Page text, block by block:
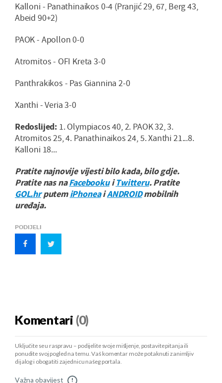
Kalloni - Panathinaikos 0-4 (Pranjić 29, 67, Berg 43,
Abeid 90+2)
PAOK - Apollon 0-0
Atromitos - OFI Kreta 3-0
Panthrakikos - Pas Giannina 2-0
Xanthi - Veria 3-0
Redoslijed: 1. Olympiacos 40, 2. PAOK 32, 3.
Atromitos 25, 4. Panathinaikos 24, 5. Xanthi 21...8.
Kalloni 18...
Pratite najnovije vijesti bilo kada, bilo gdje.
Pratite nas naFacebookuiTwitteru. Pratite
GOL.hrputemiPhoneaiANDROIDmobilnih
uređaja.
PODIJELI
Komentari (0)
Uključite se u raspravu – podijelite svoje mišljenje, postavite pitanja ili
ponudite svoj pogled na temu. Vaš komentar može potaknuti zanimljiv
dijalog i obogatiti zajednicu našeg portala.
Važna obavijest !